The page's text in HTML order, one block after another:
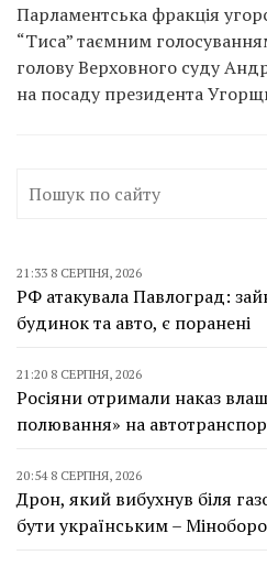
Парламентська фракція
“Тиса” таємним
голову Верховного суду
на посаду президента
21:33 8 СЕРПНЯ, 2026
РФ атакувала Павлоград:
будинок та авто, є поранені
21:20 8 СЕРПНЯ, 2026
Росіяни отримали наказ
полювання» на
20:54 8 СЕРПНЯ, 2026
Дрон, який вибухнув біля
бути українським –